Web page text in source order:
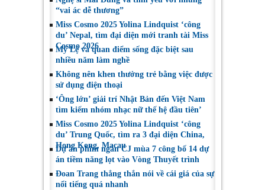
“vai ác dễ thương”
Miss Cosmo 2025 Yolina Lindquist ‘công
du’ Nepal, tìm đại diện mới tranh tài Miss
Cosmo 2026
Mỹ Lệ và quan điểm sống đặc biệt sau
nhiều năm làm nghề
Không nên khen thưởng trẻ bằng việc được
sử dụng điện thoại
‘Ông lớn’ giải trí Nhật Bản đến Việt Nam
tìm kiếm nhóm nhạc nữ thế hệ đầu tiên’
Miss Cosmo 2025 Yolina Lindquist ‘công
du’ Trung Quốc, tìm ra 3 đại diện China,
Hong Kong, Macau
Dự án phim ngắn CJ mùa 7 công bố 14 dự
án tiềm năng lọt vào Vòng Thuyết trình
Đoan Trang thẳng thắn nói về cái giá của sự
nổi tiếng quá nhanh